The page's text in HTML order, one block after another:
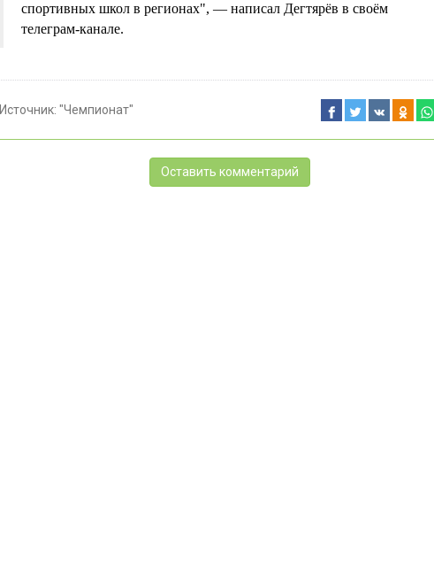
спортивных школ в регионах", — написал Дегтярёв в своём
телеграм-канале.
Источник: "Чемпионат"
Оставить комментарий